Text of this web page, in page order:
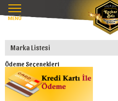
MENÜ
Marka Listesi
Ödeme Seçenekleri